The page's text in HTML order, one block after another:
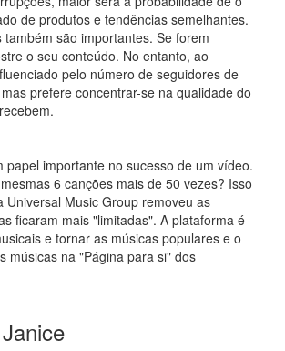
de produtos e tendências semelhantes.
também são importantes. Se forem
o seu conteúdo. No entanto, ao
pelo número de seguidores de
prefere concentrar-se na qualidade do
importante no sucesso de um vídeo.
6 canções mais de 50 vezes? Isso
Music Group removeu as
ficaram mais "limitadas". A plataforma é
e tornar as músicas populares e o
músicas na "Página para si" dos